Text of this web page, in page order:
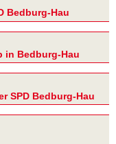
Bedburg-Hau
in Bedburg-Hau
SPD Bedburg-Hau